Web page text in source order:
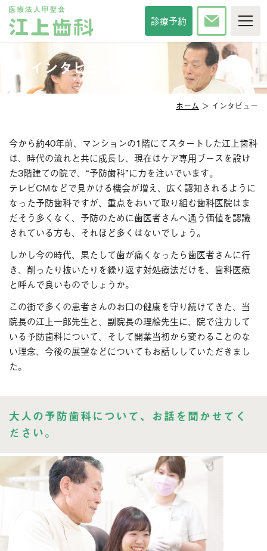
診療予約
TOP
当院について
診療時間・方針
スタッフ紹介
インタビュー
院内紹介
アクセス
診察科目
一般歯科
審美歯科
予防歯科
口臭治療
小児歯科
小児矯正
口腔外科
口腔強化管理体制
その他サービス
相談掲示板
歯の豆知識
ブログ
今月のスマイル
診療予約
お問い合わせ
インタビュー
ホーム ＞ インタビュー
今から約40年前、マンションの1階にてスタートした江上歯科
は、時代の流れと共に成長し、現在はケア専用ブースを設け
た3階建ての院で、“予防歯科”に力を注いでいます。
テレビCMなどで見かける機会が増え、広く認知されるように
なった予防歯科ですが、重点をおいて取り組む歯科医院はま
だそう多くなく、予防のために歯医者さんへ通う価値を認識
されている方も、それほど多くはないでしょう。
しかし今の時代、果たして歯が痛くなったら歯医者さんに行
き、削ったり抜いたりを繰り返す対処療法だけを、歯科医療
と呼んで良いものでしょうか。
この街で多くの患者さんのお口の健康を守り続けてきた、当
院長の江上一郎先生と、副院長の理絵先生に、院で注力して
いる予防歯科について、そして開業当初から変わることのな
い理念、今後の展望などについてもお話ししていただきまし
た。
大人の予防歯科について、お話を聞かせてく
ださい。